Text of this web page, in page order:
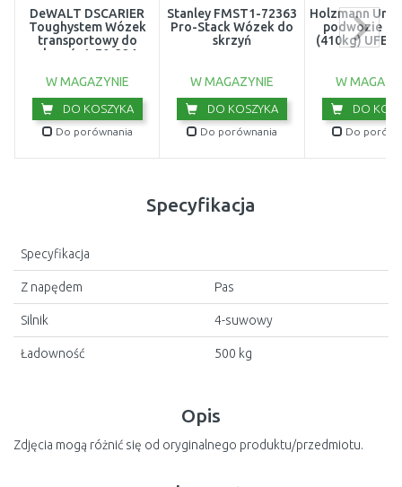
DeWALT DSCARIER
Toughystem Wózek
transportowy do
skrzyń, 1-70-324
W MAGAZYNIE
DO KOSZYKA
Do porównania
Stanley FMST1-72363
Pro-Stack Wózek do
skrzyń
W MAGAZYNIE
DO KOSZYKA
Do porównania
Holzmann
podwozie
(410kg)
W
DO
Do
Opis
Zdjęcia mogą różnić się od oryginalnego produktu/przedmiotu.
Specyfikacja
Specyfikacja
Z napędem Pas
Silnik 4-suwowy
Ładowność 500 kg